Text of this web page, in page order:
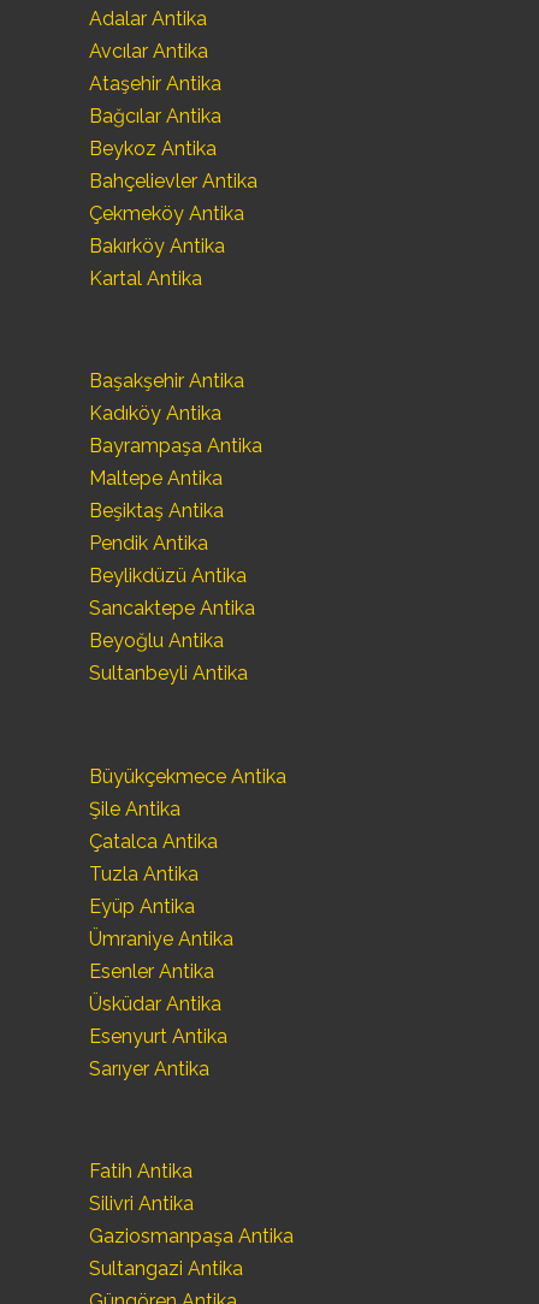
Adalar Antika
Avcılar Antika
Ataşehir Antika
Bağcılar Antika
Beykoz Antika
Bahçelievler Antika
Çekmeköy Antika
Bakırköy Antika
Kartal Antika
Başakşehir Antika
Kadıköy Antika
Bayrampaşa Antika
Maltepe Antika
Beşiktaş Antika
Pendik Antika
Beylikdüzü Antika
Sancaktepe Antika
Beyoğlu Antika
Sultanbeyli Antika
Büyükçekmece Antika
Şile Antika
Çatalca Antika
Tuzla Antika
Eyüp Antika
Ümraniye Antika
Esenler Antika
Üsküdar Antika
Esenyurt Antika
Sarıyer Antika
Fatih Antika
Silivri Antika
Gaziosmanpaşa Antika
Sultangazi Antika